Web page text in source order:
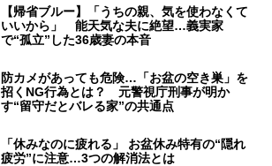
【帰省ブルー】「うちの親、気を使わなくて
いいから」 能天気な夫に絶望…義実家
で“孤立”した36歳妻の本音
防カメがあっても危険…「お盆の空き巣」を
招くNG行為とは？ 元警視庁刑事が明か
す“留守だとバレる家”の共通点
「休みなのに疲れる」 お盆休み特有の“隠れ
疲労”に注意…3つの解消法とは